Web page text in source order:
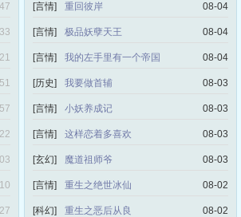
[言情] 重回彼岸 08-04
[言情] 极品妖孽天王 08-04
[言情] 我的左手里有一个帝国 08-04
[历史] 我要做首辅 08-03
[言情] 小妖养成记 08-03
[言情] 这样恋着多喜欢 08-03
[玄幻] 魔道祖师爷 08-03
[言情] 重生之绝世冰仙 08-02
[科幻] 重生之恶后从良 08-02